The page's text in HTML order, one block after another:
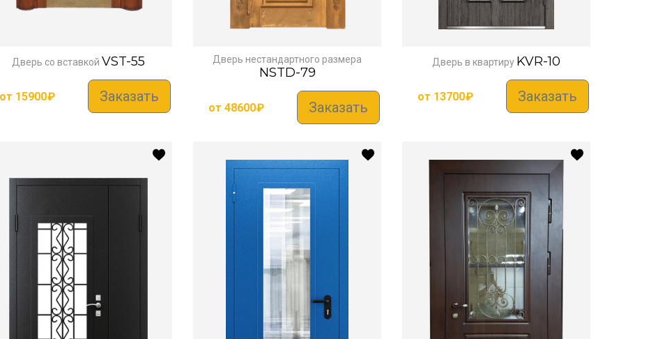
Дверь со вставкой VST-55
от 15900₽ Заказать
Дверь нестандартного размера
NSTD-79
от 48600₽ Заказать
Дверь в квартиру KVR-10
от 13700₽ Заказать